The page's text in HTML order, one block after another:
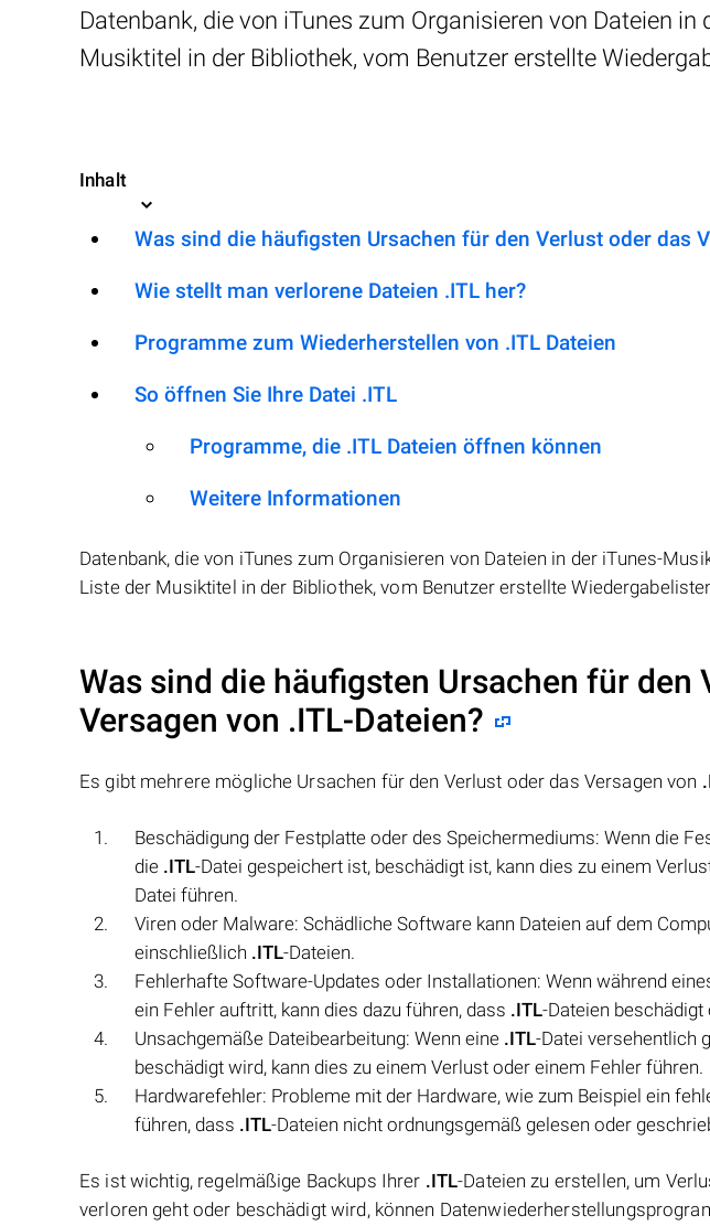
Datenbank, die von iTunes zum Organisieren von Dateien
Musiktitel in der Bibliothek, vom Benutzer erstellte
Inhalt
Was sind die häufigsten Ursachen für den Verlust oder das
Wie stellt man verlorene Dateien .ITL her?
Programme zum Wiederherstellen von .ITL Dateien
So öffnen Sie Ihre Datei .ITL
Programme, die .ITL Dateien öffnen können
Weitere Informationen
Datenbank, die von iTunes zum Organisieren von Dateien in der iTunes-
Liste der Musiktitel in der Bibliothek, vom Benutzer erstellte
Was sind die häufigsten Ursachen für den
Versagen von .ITL-Dateien?
Es gibt mehrere mögliche Ursachen für den Verlust oder das Versagen von
Beschädigung der Festplatte oder des Speichermediums: Wenn die
die .ITL-Datei gespeichert ist, beschädigt ist, kann dies zu einem
Datei führen.
Viren oder Malware: Schädliche Software kann Dateien auf dem
einschließlich .ITL-Dateien.
Fehlerhafte Software-Updates oder Installationen: Wenn während
ein Fehler auftritt, kann dies dazu führen, dass .ITL-Dateien
Unsachgemäße Dateibearbeitung: Wenn eine .ITL-Datei versehentlich
beschädigt wird, kann dies zu einem Verlust oder einem Fehler führen.
Hardwarefehler: Probleme mit der Hardware, wie zum Beispiel ein
führen, dass .ITL-Dateien nicht ordnungsgemäß gelesen oder
Es ist wichtig, regelmäßige Backups Ihrer .ITL-Dateien zu erstellen, um
verloren geht oder beschädigt wird, können